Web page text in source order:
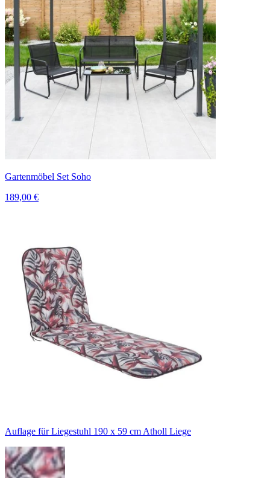
Gartenmöbel Set Soho
189,00 €
Auflage für Liegestuhl 190 x 59 cm Atholl Liege